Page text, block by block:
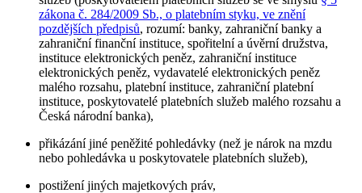
zákona č. 284/2009 Sb., o platebním styku, ve znění
pozdějších předpisů, rozumí: banky, zahraniční banky a
zahraniční finanční instituce, spořitelní a úvěrní družstva,
instituce elektronických peněz, zahraniční instituce
elektronických peněz, vydavatelé elektronických peněz
malého rozsahu, platební instituce, zahraniční platební
instituce, poskytovatelé platebních služeb malého rozsahu a
Česká národní banka),
přikázání jiné peněžité pohledávky (než je nárok na mzdu
nebo pohledávka u poskytovatele platebních služeb),
postižení jiných majetkových práv,